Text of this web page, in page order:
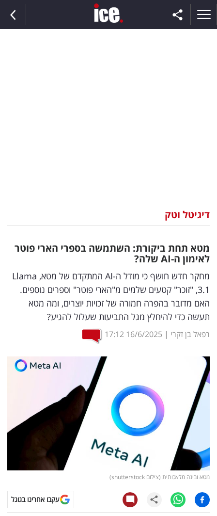
וצרכנות
דיגיטל
וטק
שיווק
ופרסום
משפט
מדדים
ומחקרים
דעות
רכילות
עסקית
קריפטו
ויראלי
טלוויזיה
דיגיטל וטק
מטא תחת ביקורת: השתמשה בספרי הארי פוטר
לאימון ה-AI שלה?
מחקר חדש חושף כי מודל ה-AI המתקדם של מטא, Llama
3.1, "זוכר" קטעים שלמים מ"הארי פוטר" וספרים נוספים.
האם מדובר בהפרה חמורה של זכויות יוצרים, ומה מטא
תעשה כדי להיחלץ מגל התביעות שעלול להגיע?
רפאל בן זקרי |
16/6/2025
17:12
מטא ובינה מלאכותית (צילום shutterstock)
עקבו אחרינו בגוגל